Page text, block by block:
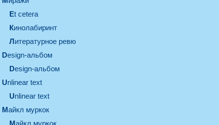
et cetera
кинолабиринт
литературное ревю
design-альбом
design-альбом
unlinear text
Unlinear text
майкл муркок
майкл муркок